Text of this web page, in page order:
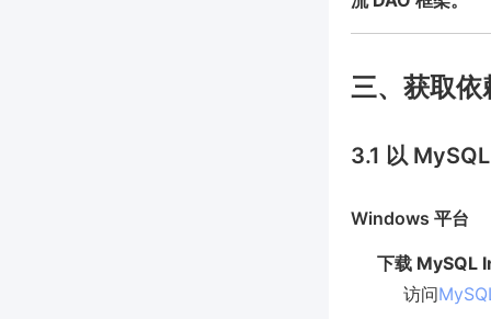
三、获取依
3.1 以
Windows 平台
下载 MySQL
访问